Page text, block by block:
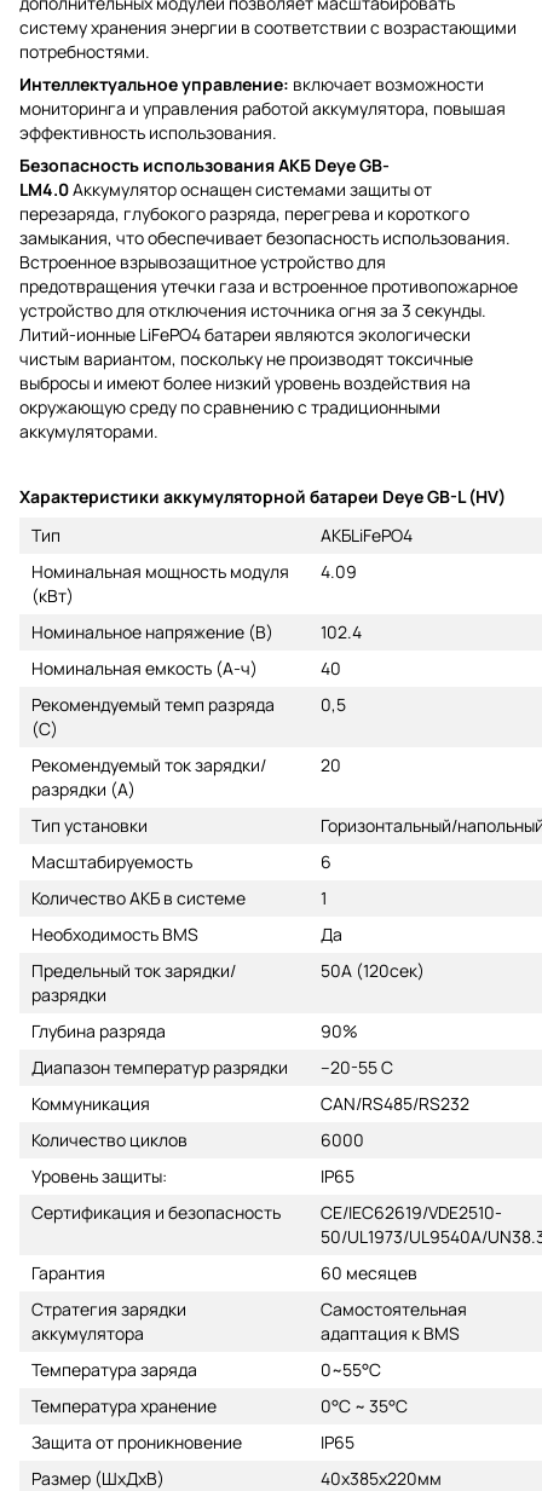
систему хранения энергии в соответствии с возрастающими
потребностями.
Интеллектуальное управление: включает возможности
мониторинга и управления работой аккумулятора, повышая
эффективность использования.
Безопасность использования АКБ Deye GB-
LM4.0Аккумулятор оснащен системами защиты от
перезаряда, глубокого разряда, перегрева и короткого
замыкания, что обеспечивает безопасность использования.
Встроенное взрывозащитное устройство для
предотвращения утечки газа и встроенное противопожарное
устройство для отключения источника огня за 3 секунды.
Литий-ионные LiFePO4 батареи являются экологически
чистым вариантом, поскольку не производят токсичные
выбросы и имеют более низкий уровень воздействия на
окружающую среду по сравнению с традиционными
аккумуляторами.
Характеристики аккумуляторной батареи Deye GB-L (HV)
Тип
АКБLiFePO4
Номинальная мощность модуля
(кВт)
4.09
Номинальное напряжение (В)
102.4
Номинальная емкость (А-ч)
40
Рекомендуемый темп разряда
(С)
0,5
Рекомендуемый ток зарядки/
разрядки (А)
20
Тип установки
Горизонтальный/
Масштабируемость
6
Количество АКБ в системе
1
Необходимость BMS
Да
Предельный ток зарядки/
разрядки
50А (120сек)
Глубина разряда
90%
Диапазон температур разрядки
–20-55 С
Коммуникация
CAN/RS485/RS232
Количество циклов
6000
Уровень защиты:
IP65
Сертификация и безопасность
CE/IEC62619/VDE2510-
50/UL1973/UL9540A/
Гарантия
60 месяцев
Стратегия зарядки
аккумулятора
Самостоятельная
адаптация к BMS
Температура заряда
0~55°C
Температура хранение
0°C ~ 35°C
Защита от проникновение
IP65
Размер (ШхДхВ)
40х385х220мм